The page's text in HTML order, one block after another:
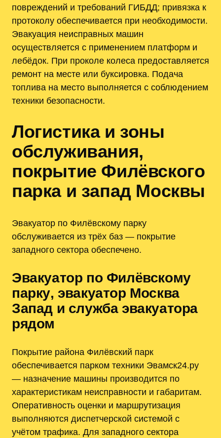
повреждений и требований ГИБДД; привязка к
протоколу обеспечивается при необходимости.
Эвакуация неисправных машин
осуществляется с применением платформ и
лебёдок. При проколе колеса предоставляется
ремонт на месте или буксировка. Подача
топлива на место выполняется с соблюдением
техники безопасности.
Логистика и зоны
обслуживания,
покрытие Филёвского
парка и запад Москвы
Эвакуатор по Филёвскому парку
обслуживается из трёх баз — покрытие
западного сектора обеспечено.
Эвакуатор по Филёвскому
парку‚ эвакуатор Москва
Запад и служба эвакуатора
рядом
Покрытие района Филёвский парк
обеспечивается парком техники Эвамск24.ру
— назначение машины производится по
характеристикам неисправности и габаритам.
Оперативность оценки и маршрутизация
выполняются диспетчерской системой с
учётом трафика. Для западного сектора